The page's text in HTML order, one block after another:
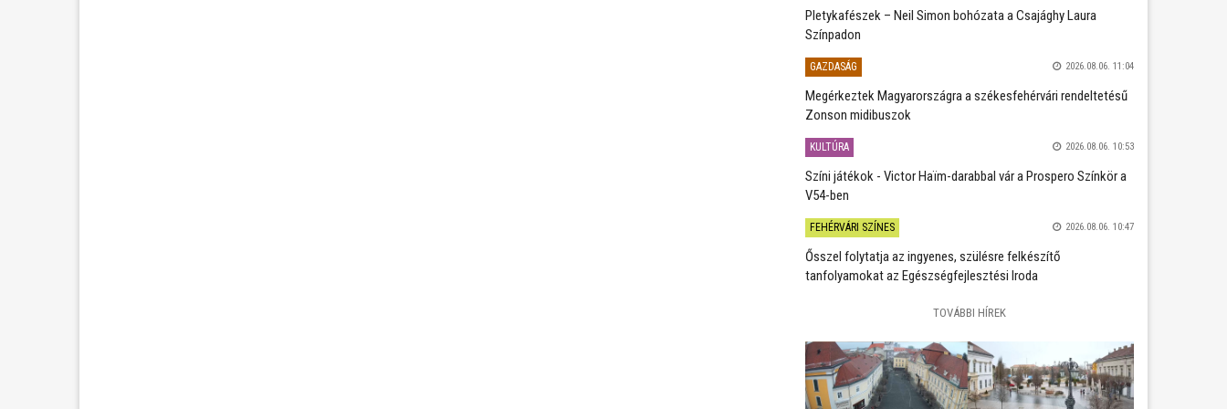
Pletykafészek – Neil Simon bohózata a Csajághy Laura
Színpadon
GAZDASÁG 2026.08.06. 11:04
Megérkeztek Magyarországra a székesfehérvári rendeltetésű
Zonson midibuszok
KULTÚRA 2026.08.06. 10:53
Színi játékok - Victor Haïm-darabbal vár a Prospero Színkör a
V54-ben
FEHÉRVÁRI SZÍNES 2026.08.06. 10:47
Ősszel folytatja az ingyenes, szülésre felkészítő
tanfolyamokat az Egészségfejlesztési Iroda
TOVÁBBI HÍREK